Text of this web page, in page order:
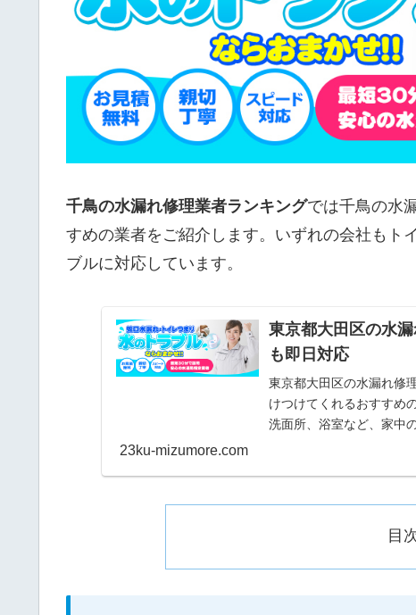
千鳥の水漏れ修理業者ランキングでは千鳥の水
すめの業者をご紹介します。いずれの会社もト
ブルに対応しています。
東京都大田区の水
も即日対応
東京都大田区の水漏れ修
けつけてくれるおすすめ
洗面所、浴室など、家中
23ku-mizumore.com
目